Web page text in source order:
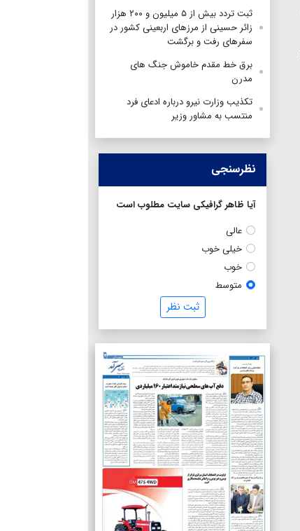
ثبت تردد بیش از ۵ میلیون و ۲۰۰ هزار
زائر حسینی از مرزهای اربعینی کشور در
سفرهای رفت و برگشت
برق خط مقدم خاموش جنگ های
مدرن
تکذیب وزارت نیرو درباره ادعای فرد
منتسب به مشاور وزیر
نظرسنجی
آیا ظاهر گرافیکی سایت مطلوب است
عالی
خیلی خوب
خوب
متوسط
ثبت نظر